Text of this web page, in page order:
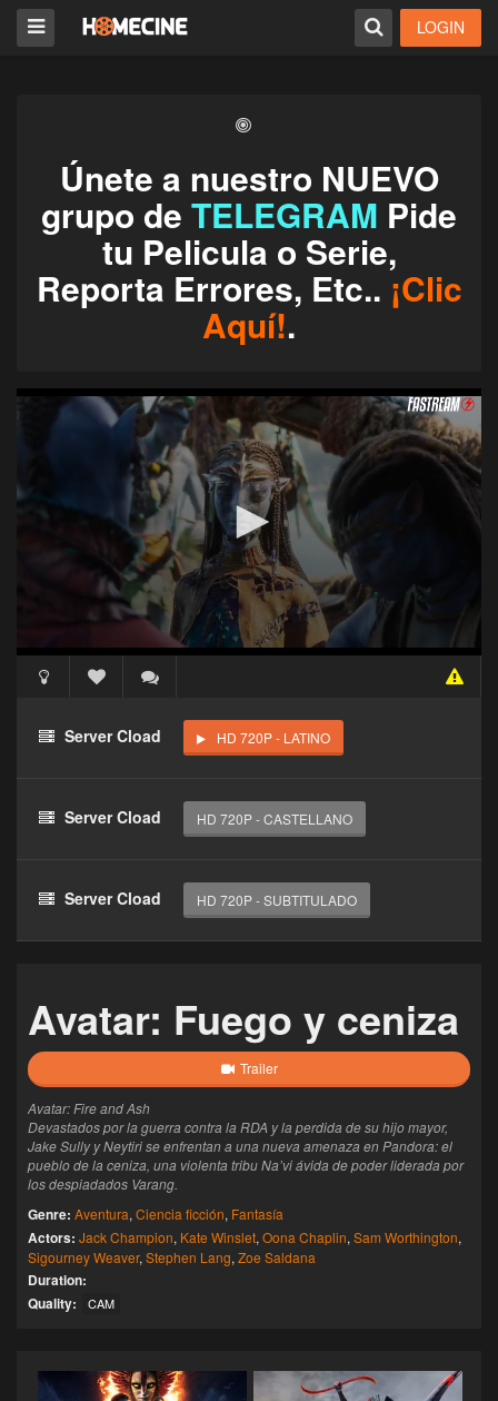
LOGIN
Únete a nuestro NUEVO
grupo de TELEGRAM Pide
tu Pelicula o Serie,
Reporta Errores, Etc.. ¡Clic
Aquí!.
Haz clic 3 veces en el botón para desbloquear este
reproductor
Clic 1 - Abrir primer enlace
El acceso expira en 1 hora
Server Cload HD 720P - LATINO
Server Cload HD 720P - CASTELLANO
Server Cload HD 720P - SUBTITULADO
Avatar: Fuego y ceniza
Trailer
Avatar: Fire and Ash
Devastados por la guerra contra la RDA y la perdida de su hijo mayor,
Jake Sully y Neytiri se enfrentan a una nueva amenaza en Pandora: el
pueblo de la ceniza, una violenta tribu Na’vi ávida de poder liderada por
los despiadados Varang.
Genre: Aventura, Ciencia ficción, Fantasía
Actors: Jack Champion, Kate Winslet, Oona Chaplin, Sam Worthington,
Sigourney Weaver, Stephen Lang, Zoe Saldana
Duration:
Quality:
CAM